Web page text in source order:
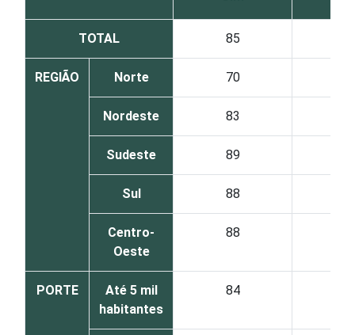
TOTAL 85
REGIÃO Norte 70
Nordeste 83
Sudeste 89
Sul 88
Centro-
Oeste
88
PORTE
Até 5 mil
habitantes
84